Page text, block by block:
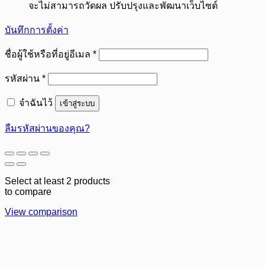
จะไม่สามารถวัดผล ปรับปรุงและพัฒนาเว็บไซต์
บันทึกการตั้งค่า
ชื่อผู้ใช้หรือที่อยู่อีเมล *ต้องการ
รหัสผ่าน *ต้องการ
จำฉันไว้ เข้าสู่ระบบ
ลืมรหัสผ่านของคุณ?
Select at least 2 products
to compare
View comparison